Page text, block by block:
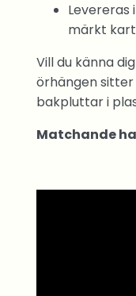
Levereras
märkt
Vill du känna
örhängen
bakpluttar i
Matchande